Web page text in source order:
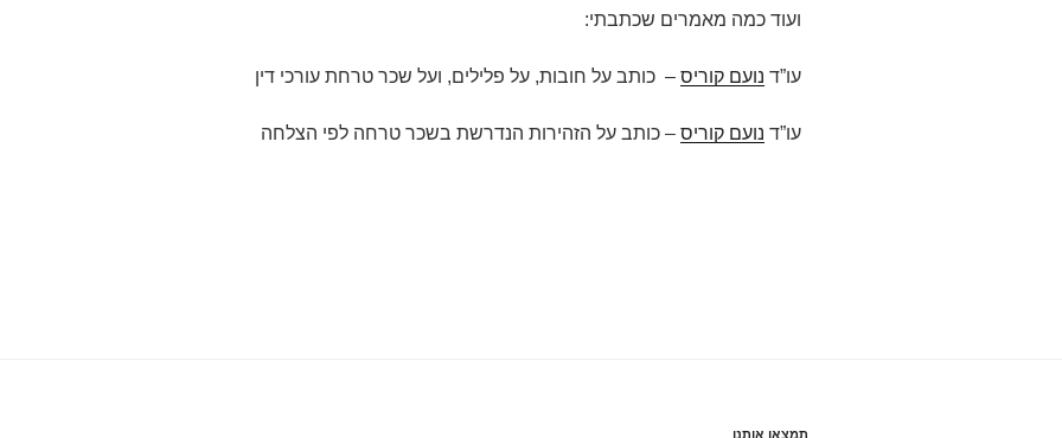
ועוד כמה מאמרים שכתבתי:
עו”ד נועם קוריס – כותב על חובות, על פלילים, ועל שכר טרחת עורכי דין
עו”ד נועם קוריס – כותב על הזהירות הנדרשת בשכר טרחה לפי הצלחה
תמצאו אותנו